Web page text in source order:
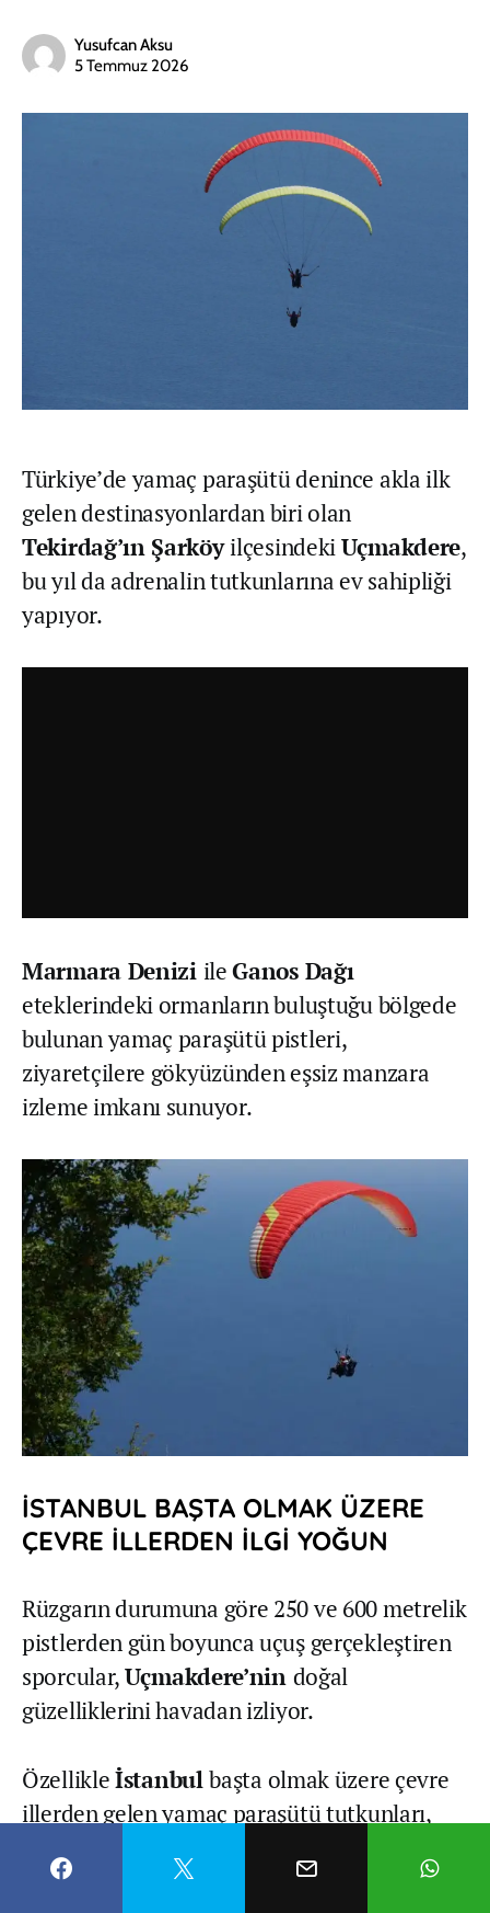
Yusufcan Aksu
5 Temmuz 2026
Türkiye’de yamaç paraşütü denince akla ilk
gelen destinasyonlardan biri olan
Tekirdağ’ın ŞarköyilçesindekiUçmakdere,
bu yıl da adrenalin tutkunlarına ev sahipliği
yapıyor.
Marmara Denizi ileGanos Dağı
eteklerindeki ormanların buluştuğu bölgede
bulunan yamaç paraşütü pistleri,
ziyaretçilere gökyüzünden eşsiz manzara
izleme imkanı sunuyor.
İSTANBUL BAŞTA OLMAK ÜZERE
ÇEVRE İLLERDEN İLGİ YOĞUN
Rüzgarın durumuna göre 250 ve 600 metrelik
pistlerden gün boyunca uçuş gerçekleştiren
sporcular,Uçmakdere’nin doğal
güzelliklerini havadan izliyor.
Özellikleİstanbulbaşta olmak üzere çevre
illerden gelen yamaç paraşütü tutkunları,
değerlendirdi.